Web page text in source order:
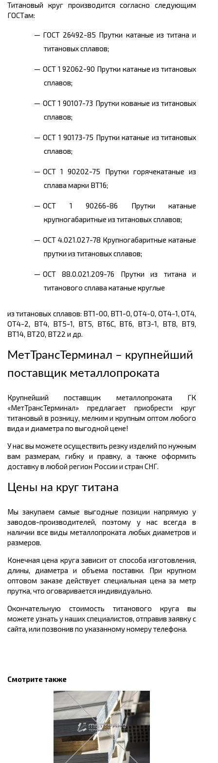
Титановый круг производится согласно следующим
ГОСТам:
ГОСТ 26492-85 Прутки катаные из титана и
титановых сплавов;
OCT 1 92062-90 Прутки катаные из титановых
сплавов;
ОСТ 1 90107-73 Прутки кованые из титановых
сплавов;
ОСТ 1 90173-75 Прутки катаные из титановых
сплавов;
ОСТ 1 90202-75 Прутки горячекатаные из
сплава марки ВТ16;
ОСТ 1 90266-86 Прутки катаные
крупногабаритные из титановых сплавов;
ОСТ 4.021.027-78 Крупногабаритные катаные
прутки из титановых сплавов;
ОСТ 88.0.021.209-76 Прутки из титана и
титанового сплава катаные круглые
из титановых сплавов: ВТ1-00, ВТ1-0, ОТ4-0, ОТ4-1, ОТ4,
ОТ4-2, ВТ4, BT5-1, ВТ5, ВТ6С, ВТ6, ВТЗ-1, ВТ8, ВТ9,
ВТ14, ВТ20, ВТ22 и др.
МетТрансТерминал – крупнейший
поставщик металлопроката
Крупнейший поставщик металлопроката ГК
«МетТрансТерминал» предлагает приобрести круг
титановый в розницу, мелким и крупным оптом любого
вида и диаметра по выгодной цене!
У нас вы можете осуществить резку изделий по нужным
вам размерам, гибку и правку, а также оформить
доставку в любой регион России и стран СНГ.
Цены на круг титана
Мы закупаем самые выгодные позиции напрямую у
заводов-производителей, поэтому у нас всегда в
наличии все виды металлопроката любых диаметров и
размеров.
Конечная цена круга зависит от способа изготовления,
длины, диаметра и объема поставки. При крупном
оптовом заказе действует специальная цена за метр
прутка, что оговаривается индивидуально.
Окончательную стоимость титанового круга вы
можете узнать у наших специалистов, отправив заявку с
сайта, или позвонив по указанному номеру телефона.
Смотрите также